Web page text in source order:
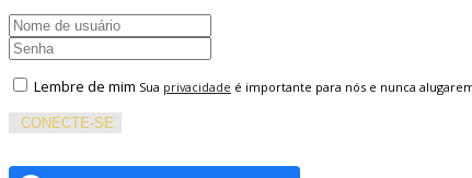
Lembre de mim Sua privacidade é importante para nós e nunca
CONECTE-SE